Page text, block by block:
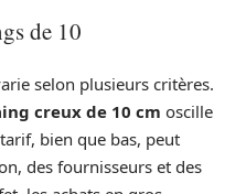
de 10
selon plusieurs critères.
creux de 10 cm oscille
bien que bas, peut
des fournisseurs et des